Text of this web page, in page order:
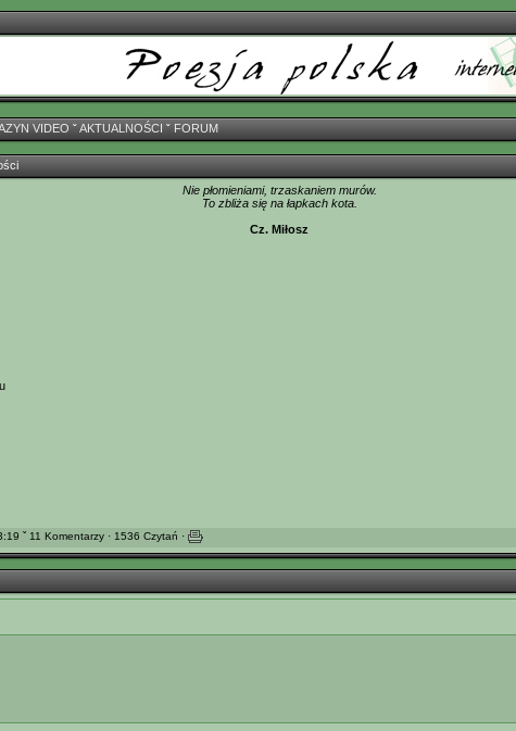
VIDEO ˇAKTUALNOŚCI ˇ FORUM
Nie płomieniami, trzaskaniem murów.
To zbliża się na łapkach kota.
Cz. Miłosz
ˇ 11 Komentarzy · 1536 Czytań ·